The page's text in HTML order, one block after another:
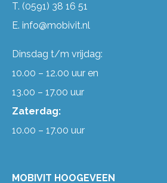
T. (0591) 38 16 51
E. info@mobivit.nl
Dinsdag t/m vrijdag:
10.00 – 12.00 uur en
13.00 – 17.00 uur
Zaterdag:
10.00 – 17.00 uur
MOBIVIT HOOGEVEEN